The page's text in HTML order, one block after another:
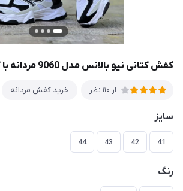
کفش کتانی نیو بالانس مدل 9060 مردانه با کیفیت در 2 رنگ
از 110 نظر خرید کفش مردانه
سایز
41
42
43
44
رنگ